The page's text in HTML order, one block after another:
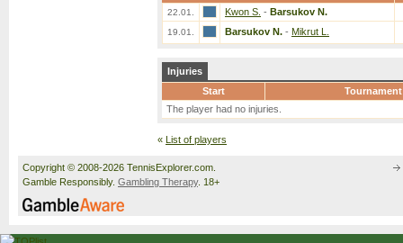
22.01. Kwon S. - Barsukov N.
19.01. Barsukov N. - Mikrut L.
Injuries
Start
Tournament
The player had no injuries.
« List of players
Copyright © 2008-2026 TennisExplorer.com.
Gamble Responsibly. Gambling Therapy. 18+